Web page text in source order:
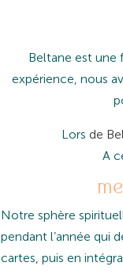
Beltane est une
expérience, nous
Lors de
A
Notre sphère
pendant l’année qui
cartes, puis en